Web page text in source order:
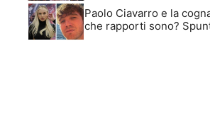
Paolo Ciavarro e la
che rapporti sono?